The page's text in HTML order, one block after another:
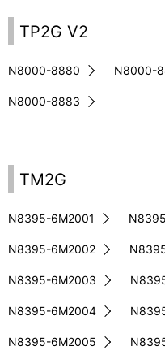
TP2G V2
N8000-8880 N8000-
N8000-8883
TM2G
N8395-6M2001
N8395-6M2002
N8395-6M2003
N8395-6M2004
N8395-6M2005